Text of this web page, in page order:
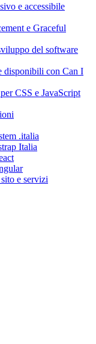
e accessibile
e Graceful
del software
disponibili con Can I
CSS e JavaScript
.italia
Italia
e servizi